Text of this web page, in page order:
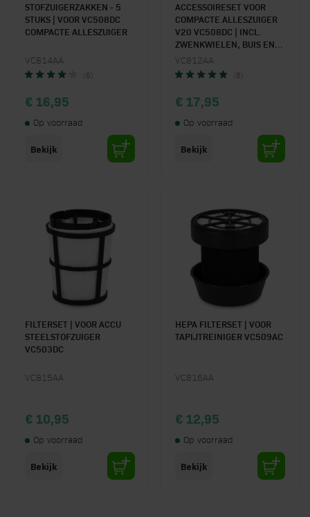
STOFZUIGERZAKKEN - 5
STUKS | VOOR VC508DC
COMPACTE ALLESZUIGER
VC814AA
(6)
€ 16,95
Op voorraad
Bekijk
ACCESSOIRESET VOOR
COMPACTE ALLESZUIGER
V20 VC508DC | INCL.
ZWENKWIELEN, BUIS EN
ZUIGMOND
VC812AA
(8)
€ 17,95
Op voorraad
Bekijk
FILTERSET | VOOR ACCU
STEELSTOFZUIGER
VC503DC
VC815AA
€ 10,95
Op voorraad
Bekijk
HEPA FILTERSET | VOOR
TAPIJTREINIGER VC509AC
VC816AA
€ 12,95
Op voorraad
Bekijk